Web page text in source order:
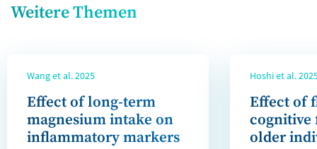
Weitere Themen
Wang et al. 2025
Effect of long-term
magnesium intake on
inflammatory markers
Hoshi et al.
Effect of
older